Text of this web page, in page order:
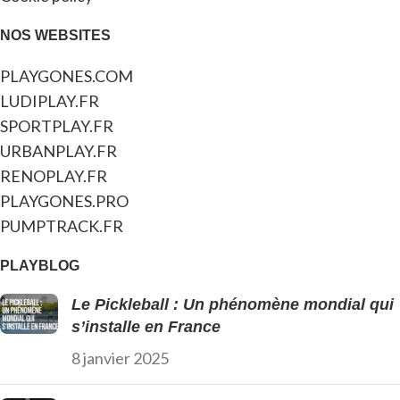
NOS WEBSITES
PLAYGONES.COM
LUDIPLAY.FR
SPORTPLAY.FR
URBANPLAY.FR
RENOPLAY.FR
PLAYGONES.PRO
PUMPTRACK.FR
PLAYBLOG
Le Pickleball : Un phénomène mondial qui
s’installe en France
8 janvier 2025